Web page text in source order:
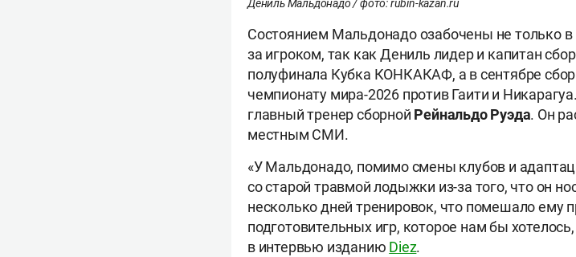
Дениль Мальдонадо / фото: rubin-kazan.ru
Состоянием Мальдонадо озабочены не только в
за игроком, так как Дениль лидер и капитан
полуфинала Кубка КОНКАКАФ, а в сентябре
чемпионату мира-2026 против Гаити и
главный тренер сборной Рейнальдо Руэда. Он
местным СМИ.
«У Мальдонадо, помимо смены клубов и
со старой травмой лодыжки из-за того, что он
несколько дней тренировок, что помешало ему
подготовительных игр, которое нам бы
в интервью изданию Diez.